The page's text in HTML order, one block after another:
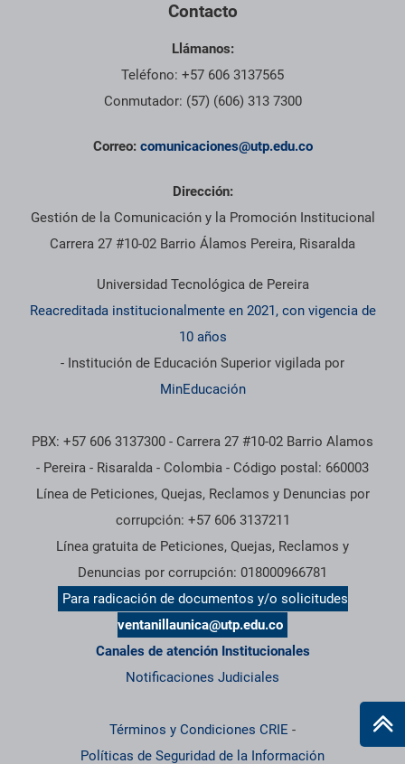
Contacto
Llámanos:
Teléfono: +57 606 3137565
Conmutador: (57) (606) 313 7300
Correo: comunicaciones@utp.edu.co
Dirección:
Gestión de la Comunicación y la Promoción Institucional
Carrera 27 #10-02 Barrio Álamos Pereira, Risaralda
Universidad Tecnológica de Pereira
Reacreditada institucionalmente en 2021, con vigencia de
10 años
- Institución de Educación Superior vigilada por
MinEducación
PBX: +57 606 3137300 - Carrera 27 #10-02 Barrio Alamos
- Pereira - Risaralda - Colombia - Código postal: 660003
Línea de Peticiones, Quejas, Reclamos y Denuncias por
corrupción: +57 606 3137211
Línea gratuita de Peticiones, Quejas, Reclamos y
Denuncias por corrupción: 018000966781
Para radicación de documentos y/o solicitudes
ventanillaunica@utp.edu.co
Canales de atención Institucionales
Notificaciones Judiciales
Términos y Condiciones CRIE -
Políticas de Seguridad de la Información